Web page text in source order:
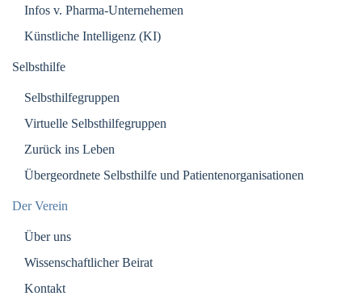
Infos v. Pharma-Unternehemen
Künstliche Intelligenz (KI)
Selbsthilfe
Selbsthilfegruppen
Virtuelle Selbsthilfegruppen
Zurück ins Leben
Übergeordnete Selbsthilfe und Patientenorganisationen
Der Verein
Über uns
Wissenschaftlicher Beirat
Kontakt